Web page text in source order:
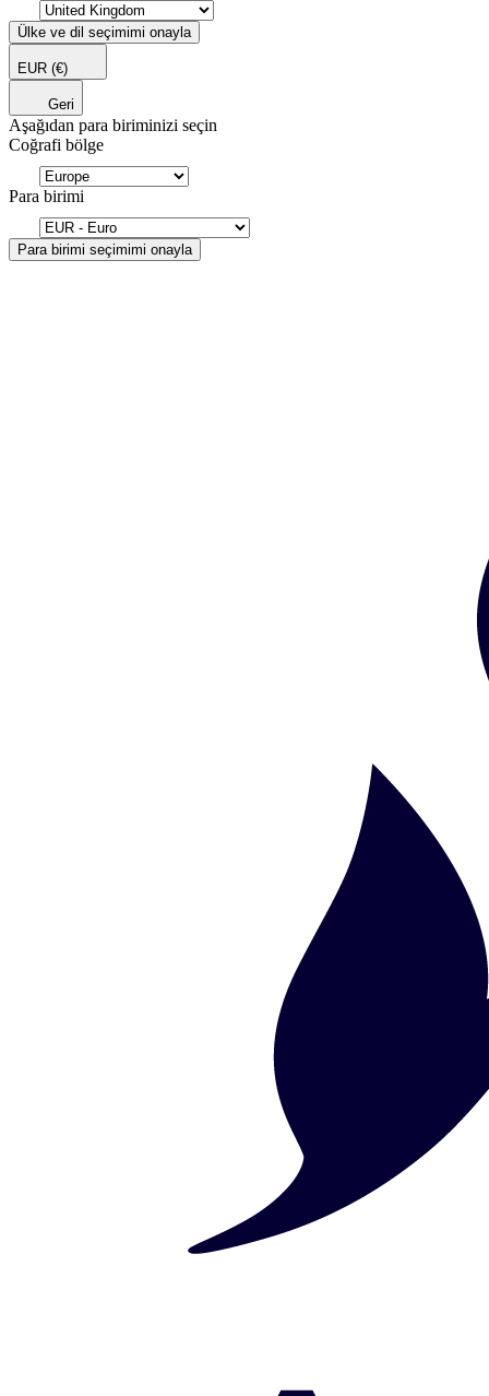
Ülke ve dil seçimimi onayla
EUR (€)
Geri
Aşağıdan para biriminizi seçin
Coğrafi bölge
Para birimi
Para birimi seçimimi onayla